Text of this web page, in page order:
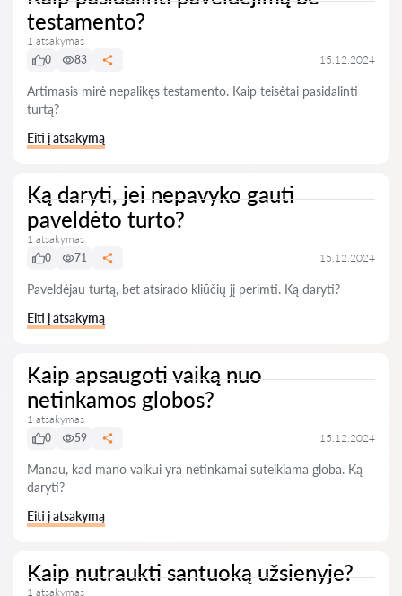
testamento?
1 atsakymas
0
83 15.12.2024
Artimasis mirė nepalikęs testamento. Kaip teisėtai pasidalinti
turtą?
Eiti į atsakymą
Ką daryti, jei nepavyko gauti
paveldėto turto?
1 atsakymas
0
71 15.12.2024
Paveldėjau turtą, bet atsirado kliūčių jį perimti. Ką daryti?
Eiti į atsakymą
Kaip apsaugoti vaiką nuo
netinkamos globos?
1 atsakymas
0
59 15.12.2024
Manau, kad mano vaikui yra netinkamai suteikiama globa. Ką
daryti?
Eiti į atsakymą
Kaip nutraukti santuoką užsienyje?
1 atsakymas